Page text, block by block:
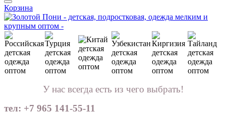
Корзина
У нас всегда есть из чего выбрать!
тел: +7 965 141-55-11